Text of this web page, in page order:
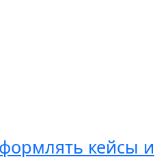
кейсы и